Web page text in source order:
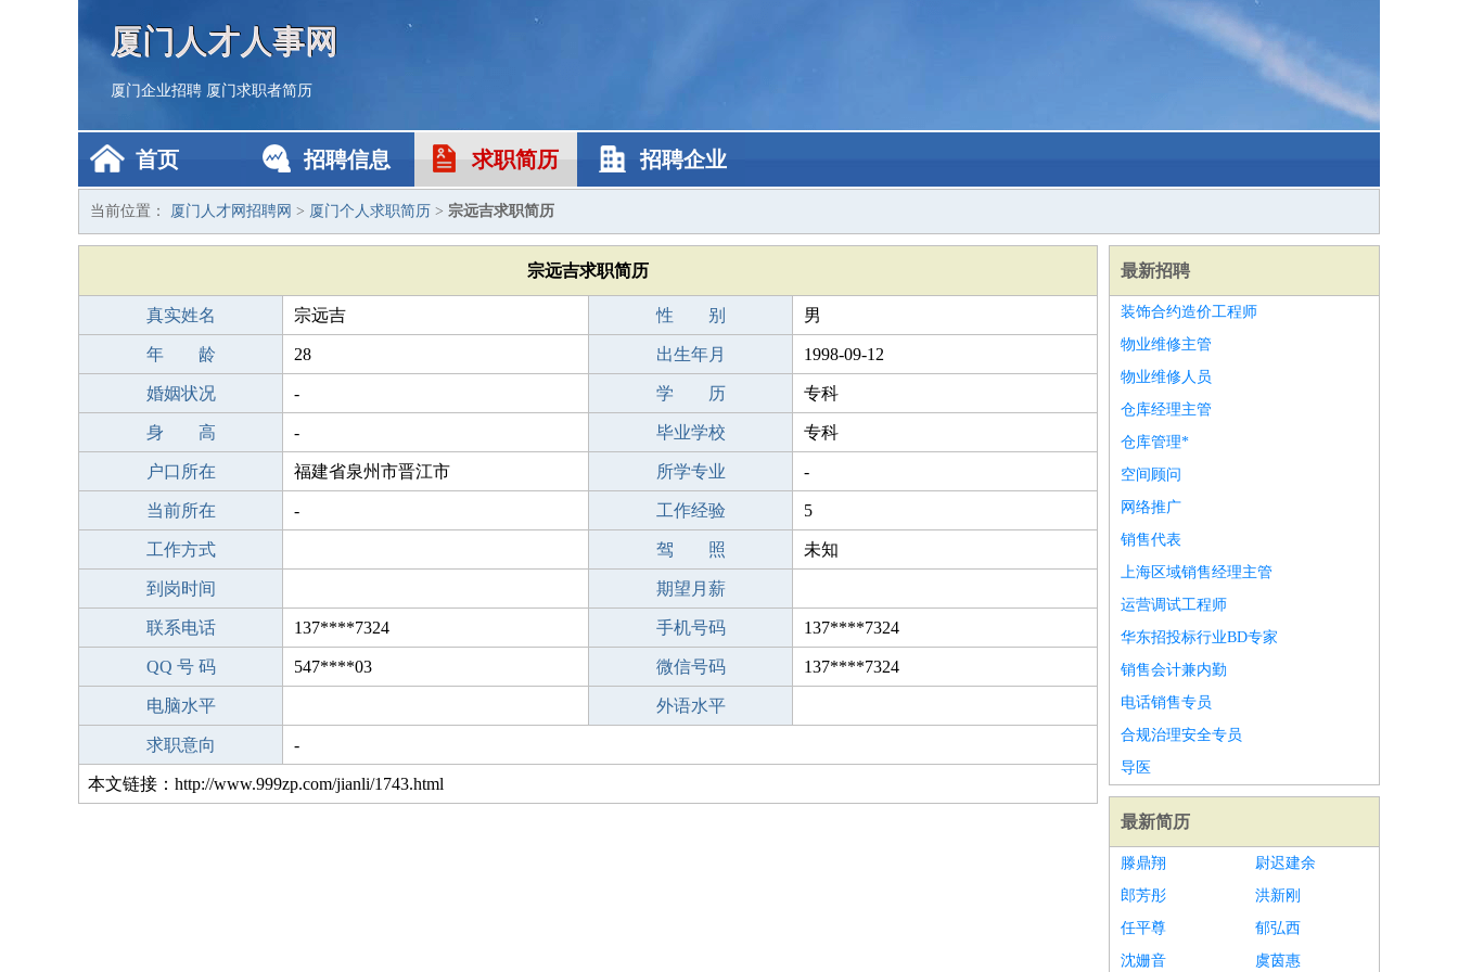
厦门人才人事网
厦门企业招聘 厦门求职者简历
首页 招聘信息 求职简历 招聘企业
当前位置： 厦门人才网招聘网 > 厦门个人求职简历 > 宗远吉求职简历
宗远吉求职简历
真实姓名 宗远吉 性 别 男
年 龄 28 出生年月 1998-09-12
婚姻状况 - 学 历 专科
身 高 - 毕业学校 专科
户口所在 福建省泉州市晋江市 所学专业 -
当前所在 - 工作经验 5
工作方式 驾 照 未知
到岗时间 期望月薪
联系电话 137****7324 手机号码 137****7324
QQ 号 码 547****03 微信号码 137****7324
电脑水平 外语水平
求职意向 -
本文链接：http://www.999zp.com/jianli/1743.html
最新招聘
装饰合约造价工程师
物业维修主管
物业维修人员
仓库经理主管
仓库管理*
空间顾问
网络推广
销售代表
上海区域销售经理主管
运营调试工程师
华东招投标行业BD专家
销售会计兼内勤
电话销售专员
合规治理安全专员
导医
最新简历
滕鼎翔
尉迟建余
郎芳彤
洪新刚
任平尊
郁弘西
沈姗音
虞茵惠